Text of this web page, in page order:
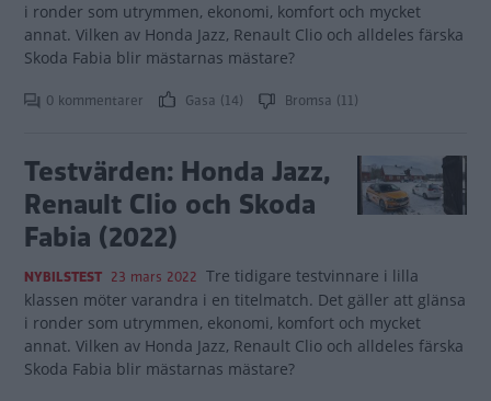
i ronder som utrymmen, ekonomi, komfort och mycket
annat. Vilken av Honda Jazz, Renault Clio och alldeles färska
Skoda Fabia blir mästarnas mästare?
0 kommentarer Gasa (14) Bromsa (11)
Testvärden: Honda Jazz,
Renault Clio och Skoda
Fabia (2022)
NYBILSTEST 23 mars 2022 Tre tidigare testvinnare i lilla
klassen möter varandra i en titelmatch. Det gäller att glänsa
i ronder som utrymmen, ekonomi, komfort och mycket
annat. Vilken av Honda Jazz, Renault Clio och alldeles färska
Skoda Fabia blir mästarnas mästare?